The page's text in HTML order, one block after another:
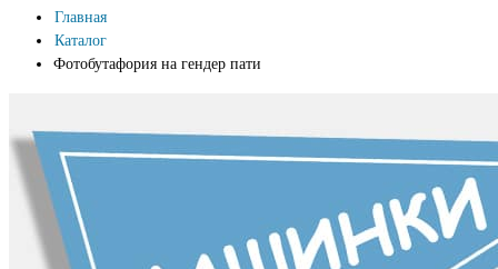
Главная
Каталог
Фотобутафория на гендер пати